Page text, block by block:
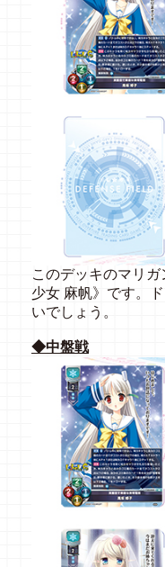
このデッキのマリ
少女 麻帆》です。
いでしょう。
◆中盤戦